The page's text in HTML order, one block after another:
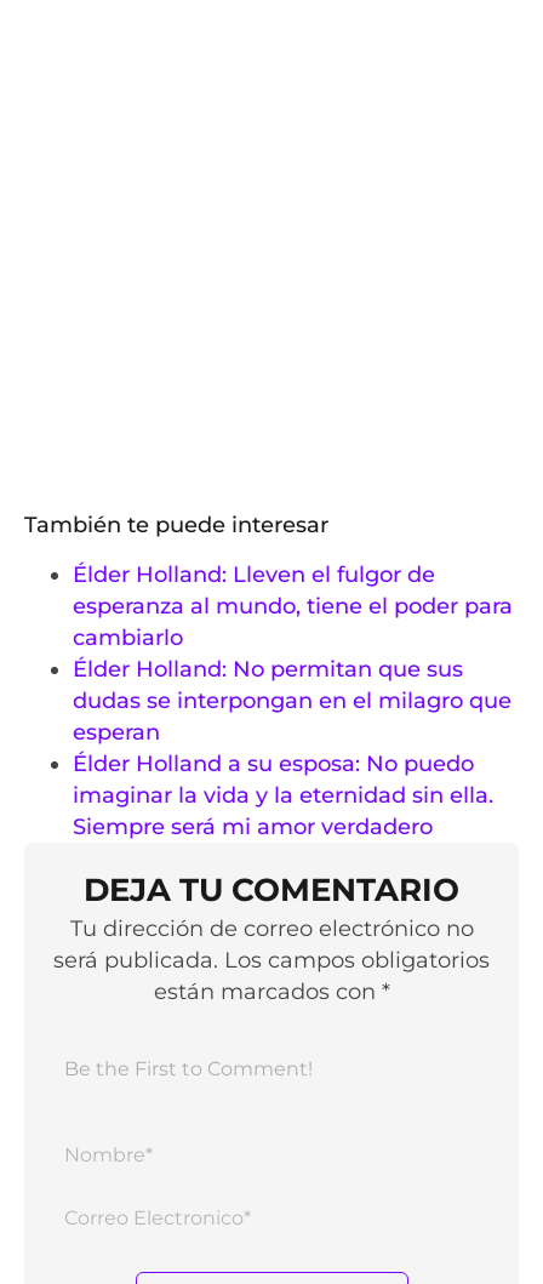
También te puede interesar
Élder Holland: Lleven el fulgor de
esperanza al mundo, tiene el poder para
cambiarlo
Élder Holland: No permitan que sus
dudas se interpongan en el milagro que
esperan
Élder Holland a su esposa: No puedo
imaginar la vida y la eternidad sin ella.
Siempre será mi amor verdadero
DEJA TU COMENTARIO
Tu dirección de correo electrónico no
será publicada. Los campos obligatorios
están marcados con *